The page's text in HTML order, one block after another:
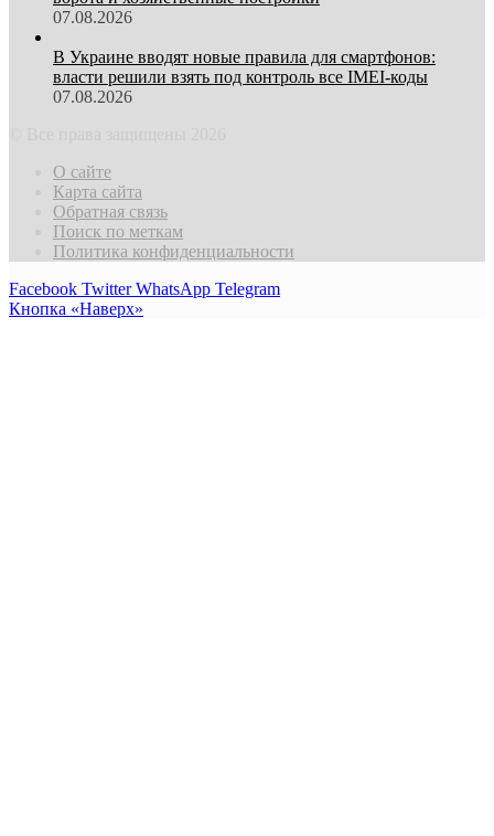
07.08.2026
В Украине вводят новые правила для смартфонов:
власти решили взять под контроль все IMEI-коды
07.08.2026
О сайте
Карта сайта
Обратная связь
Поиск по меткам
Политика конфиденциальности
Facebook Twitter WhatsApp Telegram
Кнопка «Наверх»